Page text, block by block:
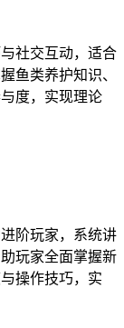
社交互动，适合
鱼类养护知识、
度，实现理论
阶玩家，系统讲
玩家全面掌握新
操作技巧，实